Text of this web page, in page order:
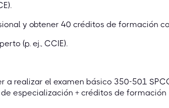
y obtener 40 créditos de formación
(p. ej., CCIE).
a realizar el examen básico 350-501
especialización + créditos de formación